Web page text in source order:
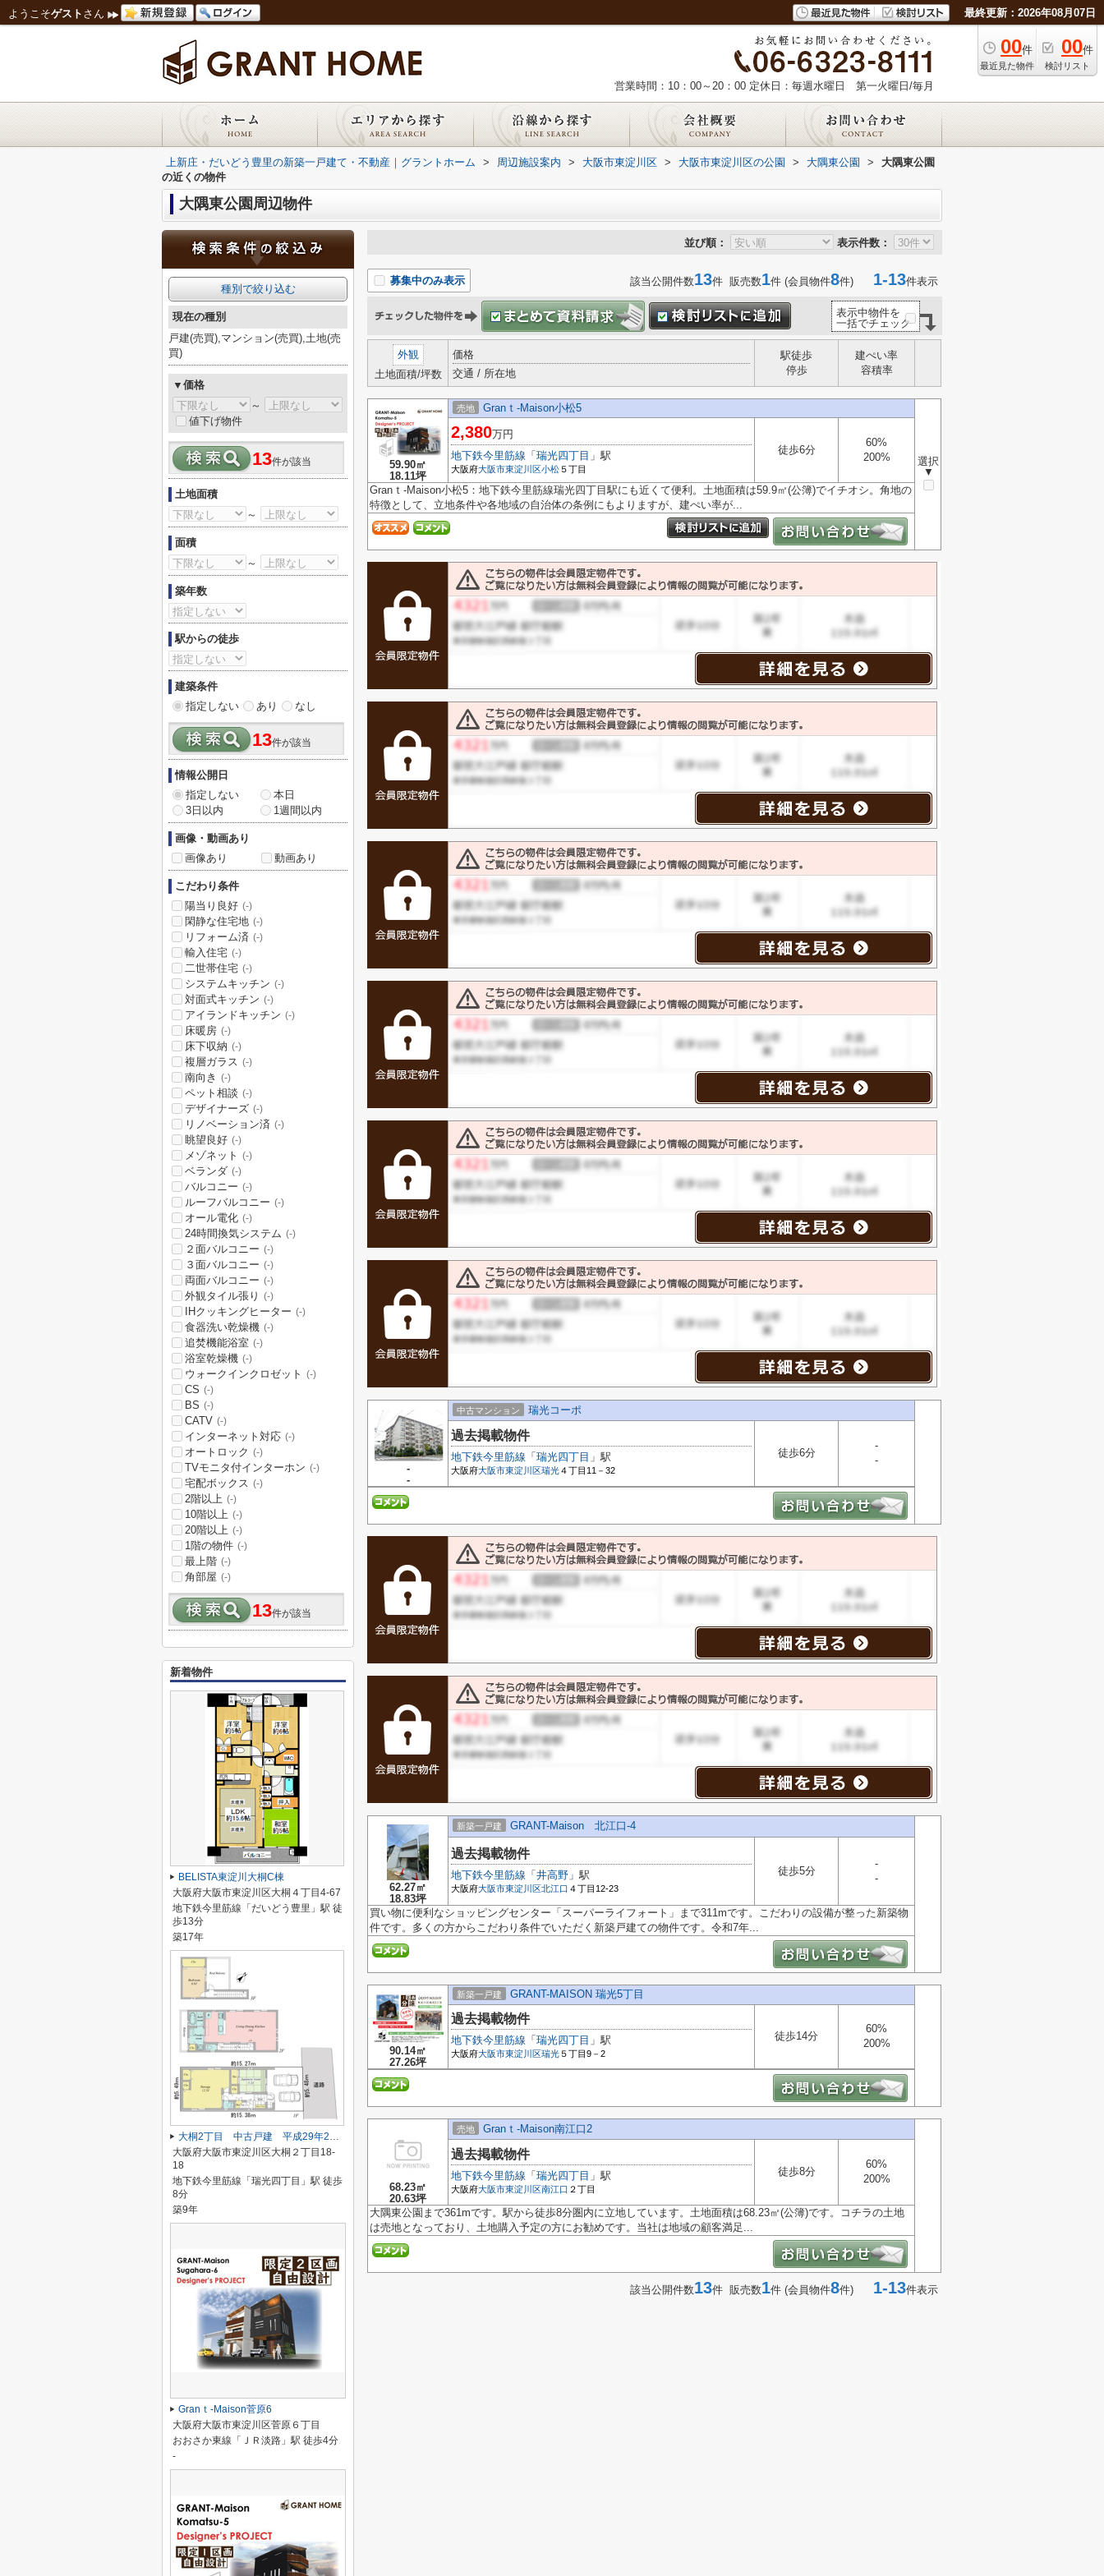
ようこそゲスト さん 最終更新：2026年08月07日
00件
最近見た物件
00件
検討リスト
営業時間：10：00～20：00 定休日：毎週水曜日 第一火曜日/毎月
上新庄・だいどう豊里の新築一戸建て・不動産｜グラントホーム > 周辺施設案内 > 大阪市東淀川区 > 大阪市東淀川区の公園 > 大隅東公園 >
大隅東公園
の近くの物件
大隅東公園周辺物件
並び順： 表示件数：
募集中のみ表示 該当公開件数13件 販売数1件 (会員物件8件) 1-13件表示
表示中物件を
一括でチェック
外観
土地面積/坪数
価格
交通 / 所在地
駅徒歩
停歩
建ぺい率
容積率
59.90㎡
18.11坪
売地 Granｔ-Maison小松5
選択
▼
2,380万円
地下鉄今里筋線 「 瑞光四丁目 」駅
大阪府大阪市東淀川区小松 ５丁目
徒歩6分
60%
200%
Granｔ-Maison小松5：地下鉄今里筋線瑞光四丁目駅にも近くて便利。土地面積は59.9㎡(公簿)でイチオシ。角地の
特徴として、立地条件や各地域の自治体の条例にもよりますが、建ぺい率が...
-
-
中古マンション 瑞光コーポ
過去掲載物件
地下鉄今里筋線 「 瑞光四丁目 」駅
大阪府大阪市東淀川区瑞光４丁目11－32
徒歩6分
-
-
62.27㎡
18.83坪
新築一戸建 GRANT-Maison 北江口-4
過去掲載物件
地下鉄今里筋線 「 井高野 」駅
大阪府大阪市東淀川区北江口 ４丁目12-23
徒歩5分
-
-
買い物に便利なショッピングセンター「スーパーライフォート」まで311mです。こだわりの設備が整った新築物
件です。多くの方からこだわり条件でいただく新築戸建ての物件です。令和7年...
90.14㎡
27.26坪
新築一戸建 GRANT-MAISON 瑞光5丁目
過去掲載物件
地下鉄今里筋線 「 瑞光四丁目 」駅
大阪府大阪市東淀川区瑞光 ５丁目9－2
徒歩14分
60%
200%
68.23㎡
20.63坪
売地 Granｔ-Maison南江口2
過去掲載物件
地下鉄今里筋線 「 瑞光四丁目 」駅
大阪府大阪市東淀川区南江口 ２丁目
徒歩8分
60%
200%
大隅東公園まで361mです。駅から徒歩8分圏内に立地しています。土地面積は68.23㎡(公簿)です。コチラの土地
は売地となっており、土地購入予定の方にお勧めです。当社は地域の顧客満足...
該当公開件数13件 販売数1件 (会員物件8件) 1-13件表示
種別で絞り込む
現在の種別
戸建(売買),マンション(売買),土地(売
買)
▼価格
～
値下げ物件
13件が該当
土地面積
～
面積
～
築年数
駅からの徒歩
建築条件
指定しない
あり なし
13件が該当
情報公開日
指定しない
本日
3日以内
1週間以内
画像・動画あり
画像あり
動画あり
こだわり条件
陽当り良好 (-)
閑静な住宅地 (-)
リフォーム済 (-)
輸入住宅 (-)
二世帯住宅 (-)
システムキッチン (-)
対面式キッチン (-)
アイランドキッチン (-)
床暖房 (-)
床下収納 (-)
複層ガラス (-)
南向き (-)
ペット相談 (-)
デザイナーズ (-)
リノベーション済 (-)
眺望良好 (-)
メゾネット (-)
ベランダ (-)
バルコニー (-)
ルーフバルコニー (-)
オール電化 (-)
24時間換気システム (-)
２面バルコニー (-)
３面バルコニー (-)
両面バルコニー (-)
外観タイル張り (-)
IHクッキングヒーター (-)
食器洗い乾燥機 (-)
追焚機能浴室 (-)
浴室乾燥機 (-)
ウォークインクロゼット (-)
CS (-)
BS (-)
CATV (-)
インターネット対応 (-)
オートロック (-)
TVモニタ付インターホン (-)
宅配ボックス (-)
2階以上 (-)
10階以上 (-)
20階以上 (-)
1階の物件 (-)
最上階 (-)
角部屋 (-)
13件が該当
新着物件
BELISTA東淀川大桐C棟
大阪府大阪市東淀川区大桐４丁目4-67
地下鉄今里筋線「だいどう豊里」駅 徒
歩13分
築17年
大桐2丁目 中古戸建 平成29年2月築
大阪府大阪市東淀川区大桐２丁目18-
18
地下鉄今里筋線「瑞光四丁目」駅 徒歩
8分
築9年
Granｔ-Maison菅原6
大阪府大阪市東淀川区菅原６丁目
おおさか東線「ＪＲ淡路」駅 徒歩4分
-